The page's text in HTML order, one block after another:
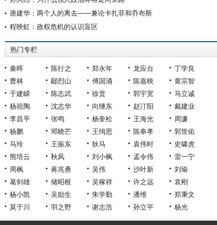
唐建华：两个人的离去——兼论卡扎菲和乔布斯
程映虹：政权危机的认识盲区
热门专栏
秦晖 陈行之 郑永年 龙应台
丁学良
曹林
鄢烈山 傅国涌 陈嘉映
黄宗智
于建嵘
陈志武 徐贲 郭宇宽
马立诚
杨祖陶
沈志华 向继东 赵汀阳
戴建业
李昌平
张鸣 杨奎松 王海光
周濂
杨鹏
邓晓芒 王缉思 陈奉孝
郭世佑
马玲
王振东 狄马 袁伟时
史啸虎
熊培云
秋风 刘小枫 孟令伟
雷一宁
周枫
蒋兆勇 吴伟 沙叶新
刘瑜
葛剑雄
储昭根 吴稼祥 许之远
袁刚
杨小凯
吴励生 朱学勤 潘维
郑秉文
莫于川
羽之野 谢志浩 孙立平 杨光